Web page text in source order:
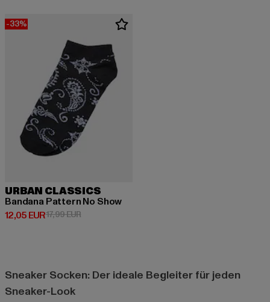
-33%
URBAN CLASSICS
Bandana Pattern No Show
12,05 EUR
Derzeitiger Preis: 12,05 EUR
17,99 EURAktionspreis: 17,99 EUR
Sneaker Socken: Der ideale Begleiter für jeden
Sneaker-Look